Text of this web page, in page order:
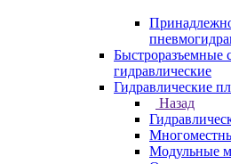
Быстроразъемные
гидравлические
Гидравлические
Назад
Модульные